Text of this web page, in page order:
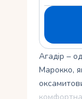
Агадір –
Марокко,